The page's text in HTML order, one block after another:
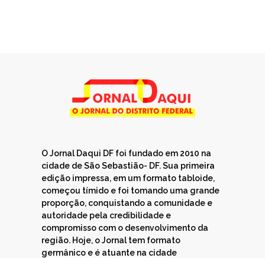
O Jornal Daqui DF foi fundado em 2010 na
cidade de São Sebastião- DF. Sua primeira
edição impressa, em um formato tabloide,
começou tímido e foi tomando uma grande
proporção, conquistando a comunidade e
autoridade pela credibilidade e
compromisso com o desenvolvimento da
região. Hoje, o Jornal tem formato
germânico e é atuante na cidade